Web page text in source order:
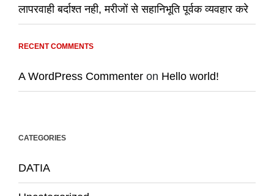
लापरवाही बर्दाश्त नही, मरीजों से सहानिभूति पूर्वक व्यवहार करे
RECENT COMMENTS
A WordPress Commenter on Hello world!
CATEGORIES
DATIA